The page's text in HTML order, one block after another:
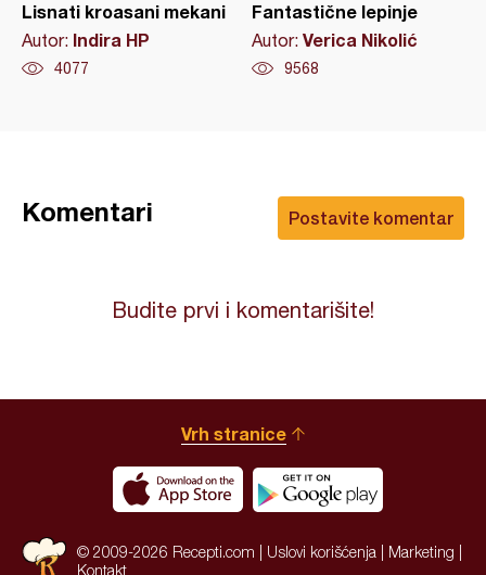
Lisnati kroasani mekani
Autor: Indira HP
4077
Fantastične lepinje
Autor: Verica Nikolić
9568
Postavite komentar
Komentari
Budite prvi i komentarišite!
Vrh stranice
© 2009-2026 Recepti.com | Uslovi korišćenja Marketing
Kontakt